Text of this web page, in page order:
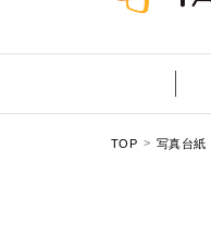
TOP 写真台紙